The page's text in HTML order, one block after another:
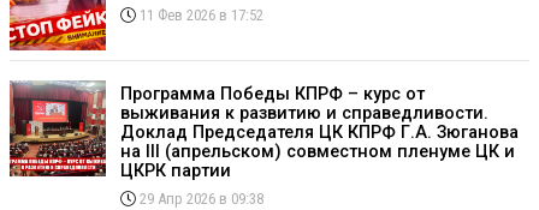
11 Фев 2026 в 17:52
Программа Победы КПРФ – курс от
выживания к развитию и справедливости.
Доклад Председателя ЦК КПРФ Г.А. Зюганова
на III (апрельском) совместном пленуме ЦК и
ЦКРК партии
29 Апр 2026 в 09:38